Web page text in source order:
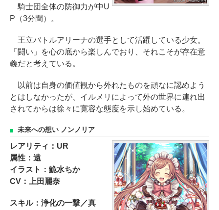
騎士団全体の防御力が中U
P（3分間）。
王立バトルアリーナの選手として活躍している少女。
「闘い」を心の底から楽しんでおり、それこそが存在意
義だと考えている。
以前は自身の価値観から外れたものを頑なに認めよう
とはしなかったが、イルメリによって外の世界に連れ出
されてからは徐々に寛容な態度を示し始めている。
未来への想い ノンノリア
レアリティ：UR
属性：遠
イラスト：鮠水ちか
CV：上田麗奈
スキル：浄化の一撃／真